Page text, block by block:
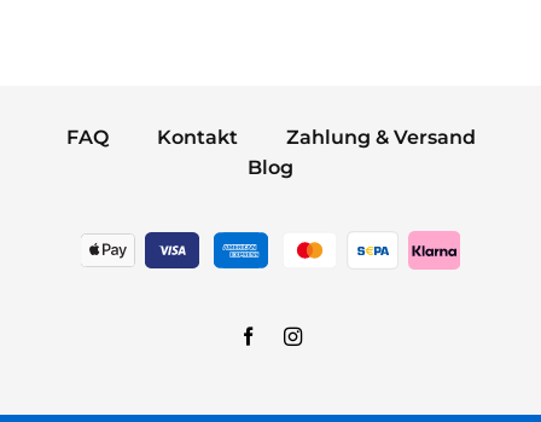
FAQ Kontakt
Zahlung & Versand
Blog